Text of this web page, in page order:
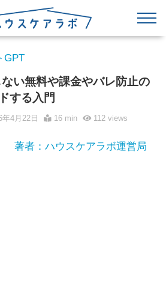
GPT
い無料や課金やバレ防止の
する入門
年4月22日 16 min 112views
著者：ハウスケアラボ運営局